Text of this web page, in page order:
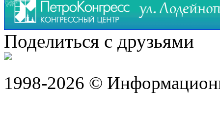
Поделиться с друзьями
1998-2026 ©